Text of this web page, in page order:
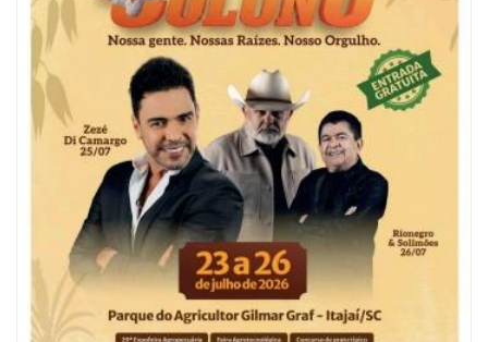
07/08/2026 | 18:03
COLUNA DO PRISCO PARAÍSO: Mídia domesticada, Centrão comprado e
Supremo fazendo jogo sujo
ITAJAÍ